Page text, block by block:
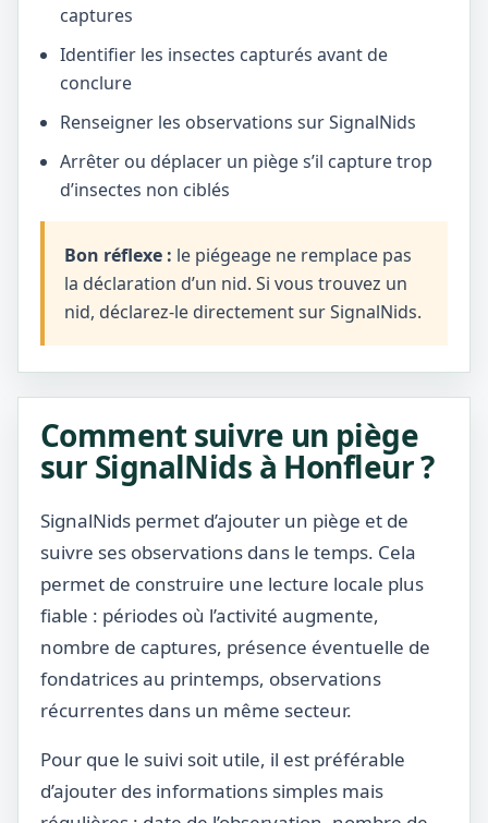
captures
Identifier les insectes capturés avant de
conclure
Renseigner les observations sur SignalNids
Arrêter ou déplacer un piège s’il capture trop
d’insectes non ciblés
Bon réflexe : le piégeage ne remplace pas
la déclaration d’un nid. Si vous trouvez un
nid, déclarez-le directement sur SignalNids.
Comment suivre un piège
sur SignalNids à Honfleur ?
SignalNids permet d’ajouter un piège et de
suivre ses observations dans le temps. Cela
permet de construire une lecture locale plus
fiable : périodes où l’activité augmente,
nombre de captures, présence éventuelle de
fondatrices au printemps, observations
récurrentes dans un même secteur.
Pour que le suivi soit utile, il est préférable
d’ajouter des informations simples mais